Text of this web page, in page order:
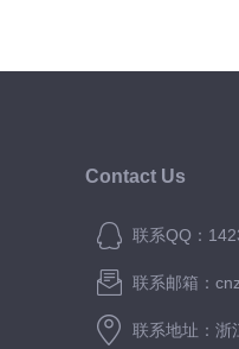
Contact Us
联系QQ：
联系邮箱：
联系地址：浙